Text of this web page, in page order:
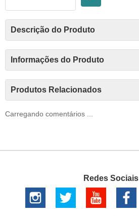
Descrição do Produto
Informações do Produto
Produtos Relacionados
Carregando comentários ...
Redes Sociais